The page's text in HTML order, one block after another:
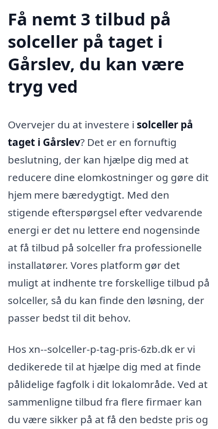
Få nemt 3 tilbud på
solceller på taget i
Gårslev, du kan være
tryg ved
Overvejer du at investere i solceller på
taget i Gårslev? Det er en fornuftig
beslutning, der kan hjælpe dig med at
reducere dine elomkostninger og gøre dit
hjem mere bæredygtigt. Med den
stigende efterspørgsel efter vedvarende
energi er det nu lettere end nogensinde
at få tilbud på solceller fra professionelle
installatører. Vores platform gør det
muligt at indhente tre forskellige tilbud på
solceller, så du kan finde den løsning, der
passer bedst til dit behov.
Hos xn--solceller-p-tag-pris-6zb.dk er vi
dedikerede til at hjælpe dig med at finde
pålidelige fagfolk i dit lokalområde. Ved at
sammenligne tilbud fra flere firmaer kan
du være sikker på at få den bedste pris og